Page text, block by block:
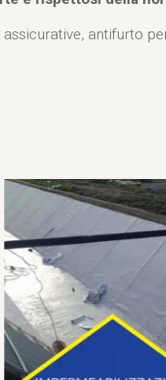
antifurto